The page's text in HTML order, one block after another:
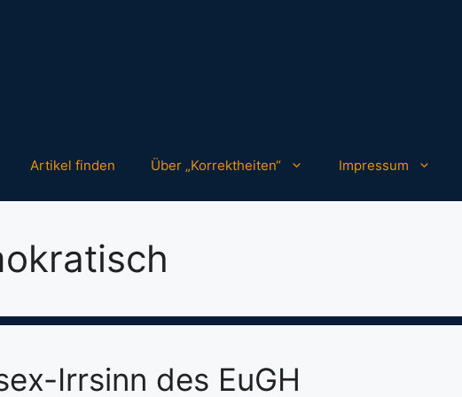
Artikel finden Über „Korrektheiten“ Impressum
Irrsinn des EuGH